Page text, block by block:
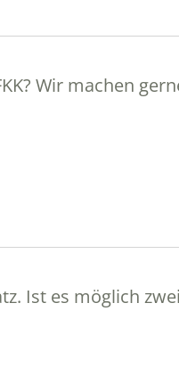
Wir machen
Ist es möglich